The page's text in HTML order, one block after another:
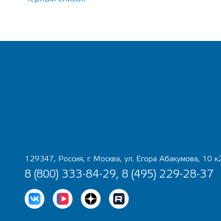
129347, Россия, г. Москва, ул. Егора Абакумова, 10
8 (800) 333-84-29, 8 (495) 229-28-37